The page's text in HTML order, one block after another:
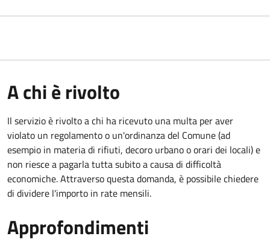
A chi è rivolto
Il servizio è rivolto a chi ha ricevuto una multa per aver
violato un regolamento o un'ordinanza del Comune (ad
esempio in materia di rifiuti, decoro urbano o orari dei locali) e
non riesce a pagarla tutta subito a causa di difficoltà
economiche. Attraverso questa domanda, è possibile chiedere
di dividere l'importo in rate mensili.
Approfondimenti